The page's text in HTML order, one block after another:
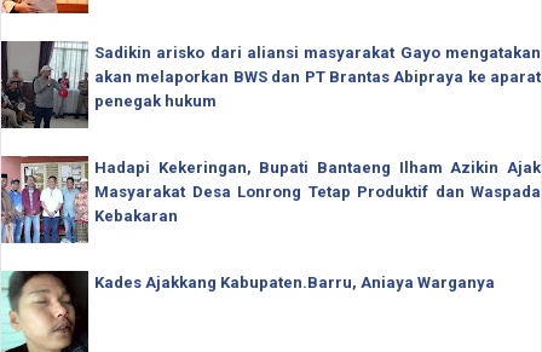
Sadikin arisko dari aliansi masyarakat Gayo mengatakan
akan melaporkan BWS dan PT Brantas Abipraya ke aparat
penegak hukum
Hadapi Kekeringan, Bupati Bantaeng Ilham Azikin Ajak
Masyarakat Desa Lonrong Tetap Produktif dan Waspada
Kebakaran
Kades Ajakkang Kabupaten.Barru, Aniaya Warganya